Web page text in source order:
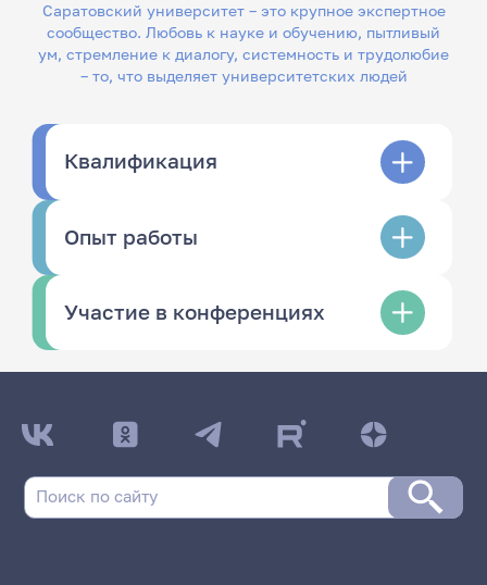
Саратовский университет – это крупное экспертное
сообщество. Любовь к науке и обучению, пытливый
ум, стремление к диалогу, системность и трудолюбие
– то, что выделяет университетских людей
Квалификация
Опыт работы
Участие в конференциях